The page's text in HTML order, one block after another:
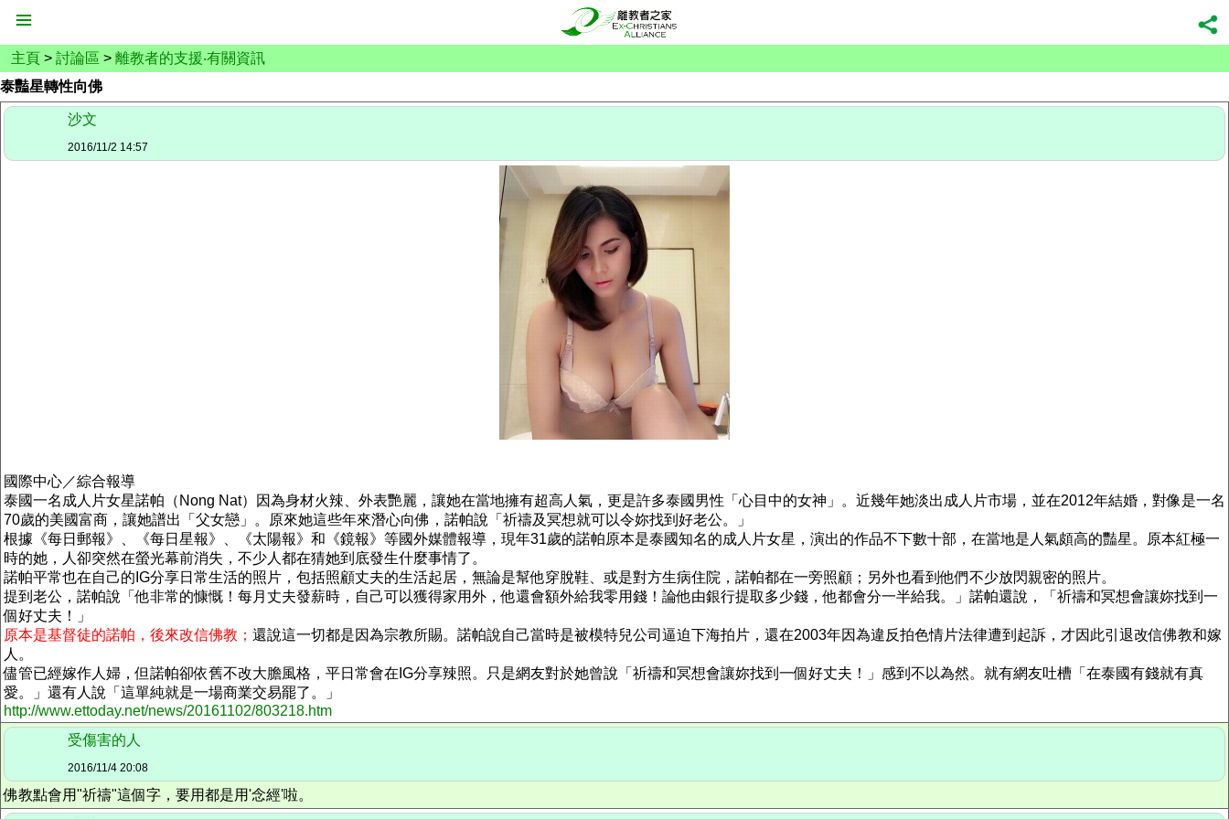
主頁 > 討論區 > 離教者的支援‧有關資訊
泰豔星轉性向佛
沙文
2016/11/2 14:57
國際中心／綜合報導
泰國一名成人片女星諾帕（Nong Nat）因為身材火辣、外表艷麗，讓她在當地擁有超高人氣，更是許多泰國男性「心目中的女神」。近幾年她淡出成人片市場，並在2012年結婚，對像是一名
70歲的美國富商，讓她譜出「父女戀」。原來她這些年來潛心向佛，諾帕說「祈禱及冥想就可以令妳找到好老公。」
根據《每日郵報》、《每日星報》、《太陽報》和《鏡報》等國外媒體報導，現年31歲的諾帕原本是泰國知名的成人片女星，演出的作品不下數十部，在當地是人氣頗高的豔星。原本紅極一
時的她，人卻突然在螢光幕前消失，不少人都在猜她到底發生什麼事情了。
諾帕平常也在自己的IG分享日常生活的照片，包括照顧丈夫的生活起居，無論是幫他穿脫鞋、或是對方生病住院，諾帕都在一旁照顧；另外也看到他們不少放閃親密的照片。
提到老公，諾帕說「他非常的慷慨！每月丈夫發薪時，自己可以獲得家用外，他還會額外給我零用錢！論他由銀行提取多少錢，他都會分一半給我。」諾帕還說，「祈禱和冥想會讓妳找到一
個好丈夫！」
原本是基督徒的諾帕，後來改信佛教； 還說這一切都是因為宗教所賜。諾帕說自己當時是被模特兒公司逼迫下海拍片，還在2003年因為違反拍色情片法律遭到起訴，才因此引退改信佛教和嫁
人。
儘管已經嫁作人婦，但諾帕卻依舊不改大膽風格，平日常會在IG分享辣照。只是網友對於她曾說「祈禱和冥想會讓妳找到一個好丈夫！」感到不以為然。就有網友吐槽「在泰國有錢就有真
愛。」還有人說「這單純就是一場商業交易罷了。」
http://www.ettoday.net/news/20161102/803218.htm
受傷害的人
2016/11/4 20:08
佛教點會用"祈禱"這個字，要用都是用'念經'啦。